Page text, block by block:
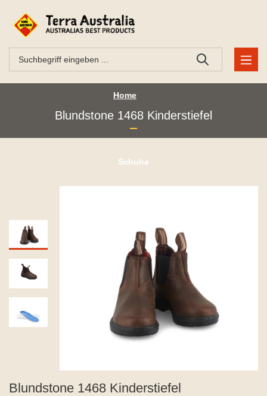
Home
Blundstone 1468 Kinderstiefel
Schuhe
Blundstone 1468 Kinderstiefel